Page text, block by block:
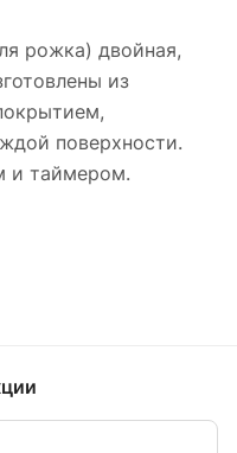
рожка) двойная,
из
поверхности.
и таймером.